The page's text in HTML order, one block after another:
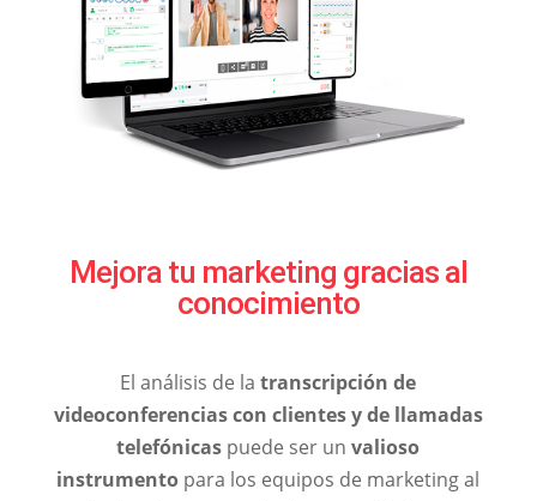
Mejora tu marketing gracias al
conocimiento
El análisis de latranscripción de
videoconferencias con clientes y de llamadas
telefónicas puede ser unvalioso
instrumento para los equipos de marketing al